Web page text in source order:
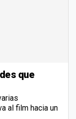
que
al film hacia un